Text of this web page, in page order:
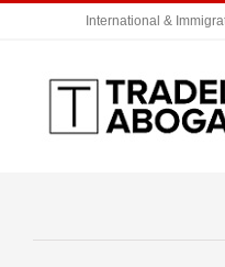
contenido
International &